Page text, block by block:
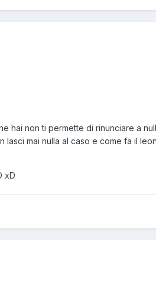
hai non ti permette di rinunciare a
mai nulla al caso e come fa il
xD